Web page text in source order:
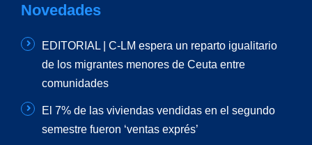
Novedades
EDITORIAL | C-LM espera un reparto igualitario
de los migrantes menores de Ceuta entre
comunidades
El 7% de las viviendas vendidas en el segundo
semestre fueron ‘ventas exprés’